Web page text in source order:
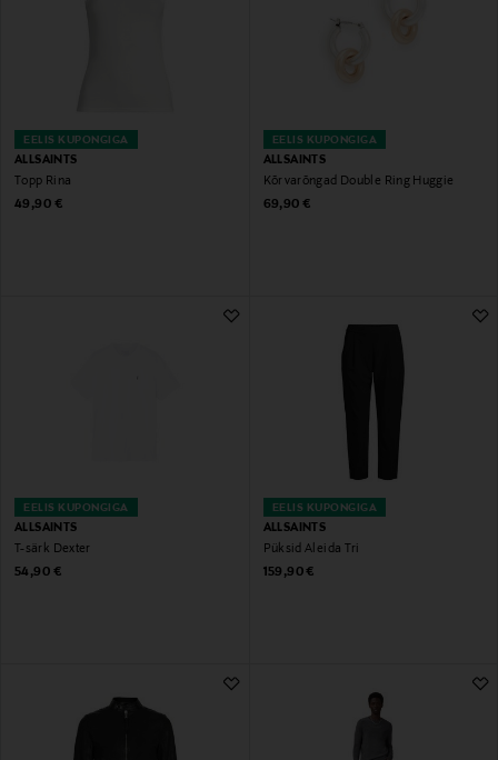
EELIS KUPONGIGA
ALLSAINTS
Topp Rina
Original Price
49,90 €
EELIS KUPONGIGA
ALLSAINTS
Kõrvarõngad Double Ring Huggie
Original Price
69,90 €
EELIS KUPONGIGA
ALLSAINTS
T-särk Dexter
Original Price
54,90 €
EELIS KUPONGIGA
ALLSAINTS
Püksid Aleida Tri
Original Price
159,90 €